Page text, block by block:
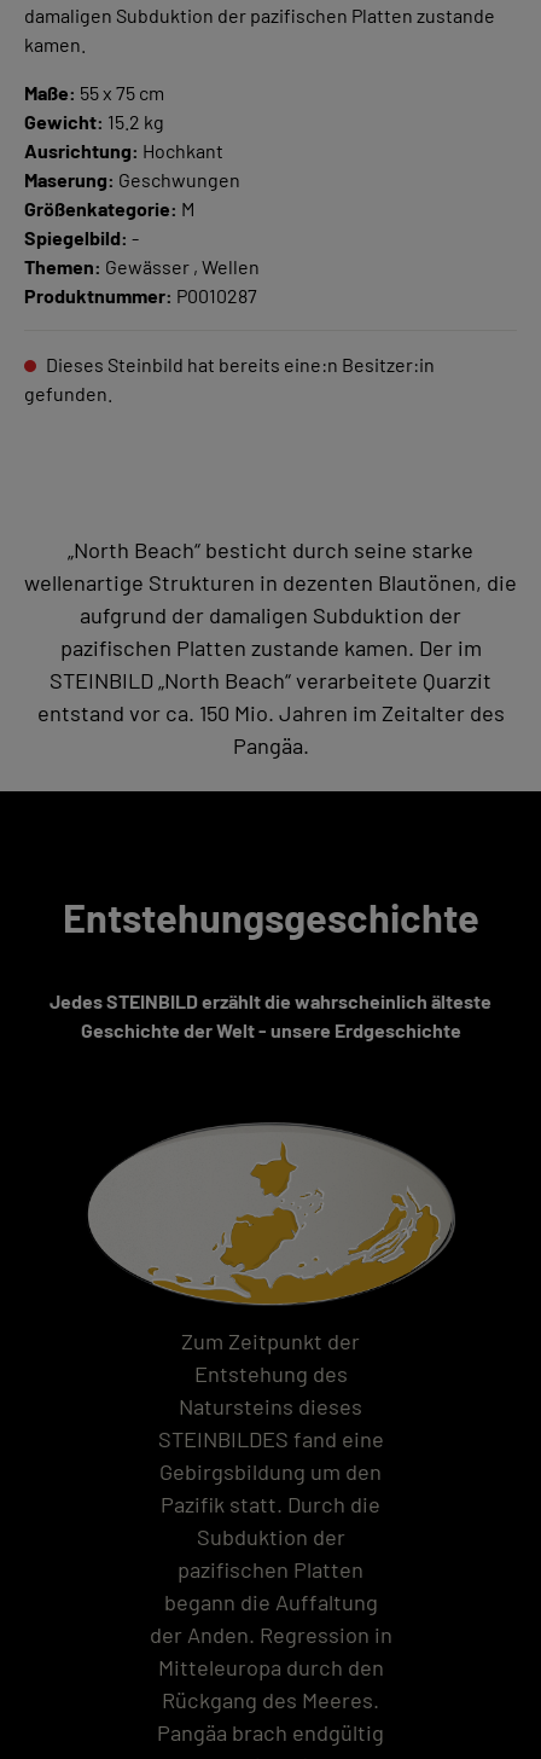
damaligen Subduktion der pazifischen Platten zustande
kamen.
Maße: 55 x 75 cm
Gewicht: 15.2 kg
Ausrichtung: Hochkant
Maserung: Geschwungen
Größenkategorie: M
Spiegelbild: -
Themen: Gewässer , Wellen
Produktnummer: P0010287
Dieses Steinbild hat bereits eine:n Besitzer:in
gefunden.
„North Beach“ besticht durch seine starke
wellenartige Strukturen in dezenten Blautönen, die
aufgrund der damaligen Subduktion der
pazifischen Platten zustande kamen. Der im
STEINBILD „North Beach“ verarbeitete Quarzit
entstand vor ca. 150 Mio. Jahren im Zeitalter des
Pangäa.
Entstehungsgeschichte
Jedes STEINBILD erzählt die wahrscheinlich älteste
Geschichte der Welt - unsere Erdgeschichte
Zum Zeitpunkt der
Entstehung des
Natursteins dieses
STEINBILDES fand eine
Gebirgsbildung um den
Pazifik statt. Durch die
Subduktion der
pazifischen Platten
begann die Auffaltung
der Anden. Regression in
Mitteleuropa durch den
Rückgang des Meeres.
Pangäa brach endgültig